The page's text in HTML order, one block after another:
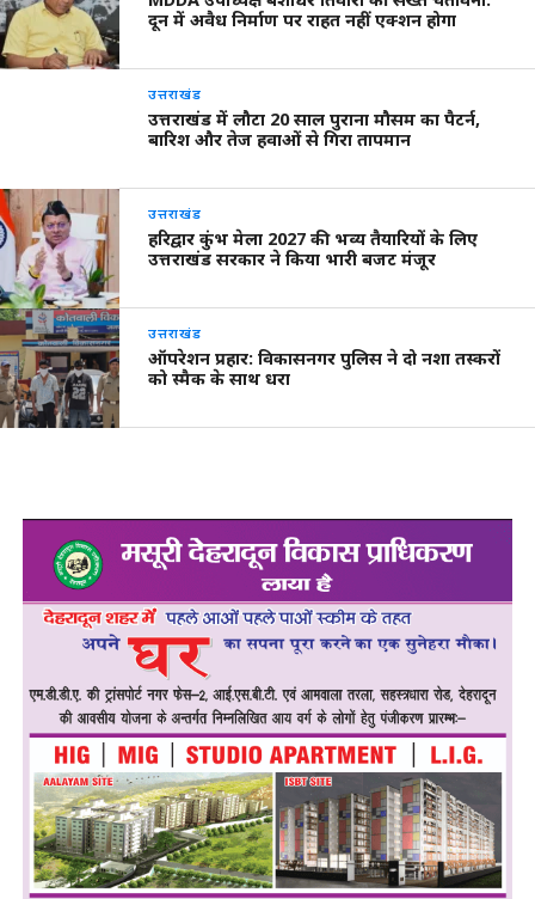
दून में अवैध निर्माण पर राहत नहीं एक्शन होगा
उत्तराखंड
उत्तराखंड में लौटा 20 साल पुराना मौसम का पैटर्न,
बारिश और तेज हवाओं से गिरा तापमान
उत्तराखंड
हरिद्वार कुंभ मेला 2027 की भव्य तैयारियों के लिए
उत्तराखंड सरकार ने किया भारी बजट मंजूर
उत्तराखंड
ऑपरेशन प्रहार: विकासनगर पुलिस ने दो नशा तस्करों
को स्मैक के साथ धरा